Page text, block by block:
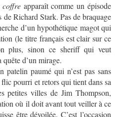
coffreapparaît comme un épisode
Richard Stark. Pas de braquage
d’un hypothétique magot qui
(le titre français est clair sur ce
plus, sinon ce sheriff qui veut
d’un mirage.
qui n’est pas sans
pourri et retors qui tient dans sa
petites villes de Jim Thompson,
où il doit avant tout veiller à ce
être dévoilée. C’est l’occasion